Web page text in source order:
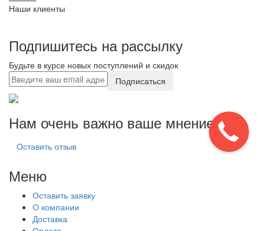
Наши клиенты
Подпишитесь на рассылку
Будьте в курсе новых поступлений и скидок
Подписаться
Нам очень важно ваше мнение!
Оставить отзыв
Меню
Оставить заявку
О компании
Доставка